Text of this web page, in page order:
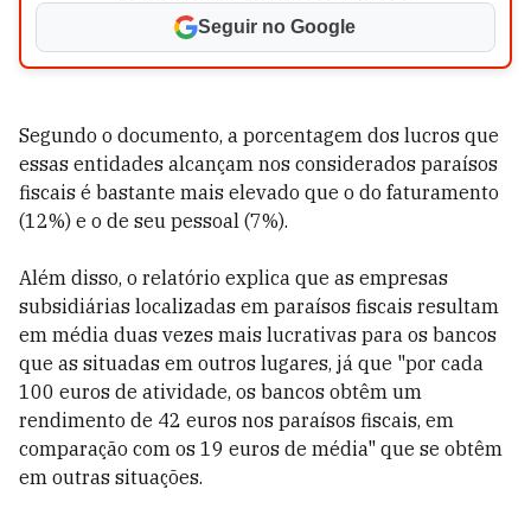
Seguir no Google
Segundo o documento, a porcentagem dos lucros que
essas entidades alcançam nos considerados paraísos
fiscais é bastante mais elevado que o do faturamento
(12%) e o de seu pessoal (7%).
Além disso, o relatório explica que as empresas
subsidiárias localizadas em paraísos fiscais resultam
em média duas vezes mais lucrativas para os bancos
que as situadas em outros lugares, já que "por cada
100 euros de atividade, os bancos obtêm um
rendimento de 42 euros nos paraísos fiscais, em
comparação com os 19 euros de média" que se obtêm
em outras situações.